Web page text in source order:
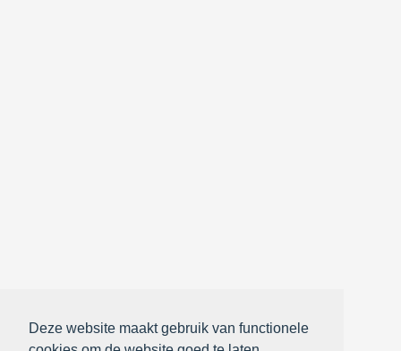
Deze website maakt gebruik van functionele